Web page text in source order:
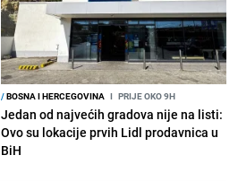
/BOSNA I HERCEGOVINA I PRIJE OKO 9H
Jedan od najvećih gradova nije na listi:
Ovo su lokacije prvih Lidl prodavnica u
BiH